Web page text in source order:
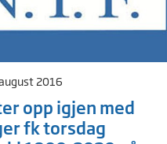
2016
opp igjen med
fk torsdag